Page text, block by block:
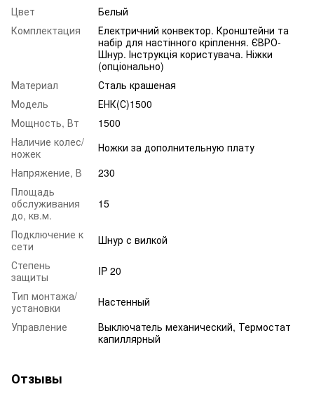
Цвет
Белый
Комплектация
Електричний конвектор. Кронштейни та
набір для настінного кріплення. ЄВРО-
Шнур. Інструкція користувача. Ніжки
(опціонально)
Материал
Сталь крашеная
Модель
ЕНК(С)1500
Мощность, Вт
1500
Наличие колес/
ножек
Ножки за дополнительную плату
Напряжение, В
230
Площадь
обслуживания
до, кв.м.
15
Подключение к
сети
Шнур с вилкой
Степень
защиты
IP 20
Тип монтажа/
установки
Настенный
Управление
Выключатель механический, Термостат
капиллярный
Отзывы